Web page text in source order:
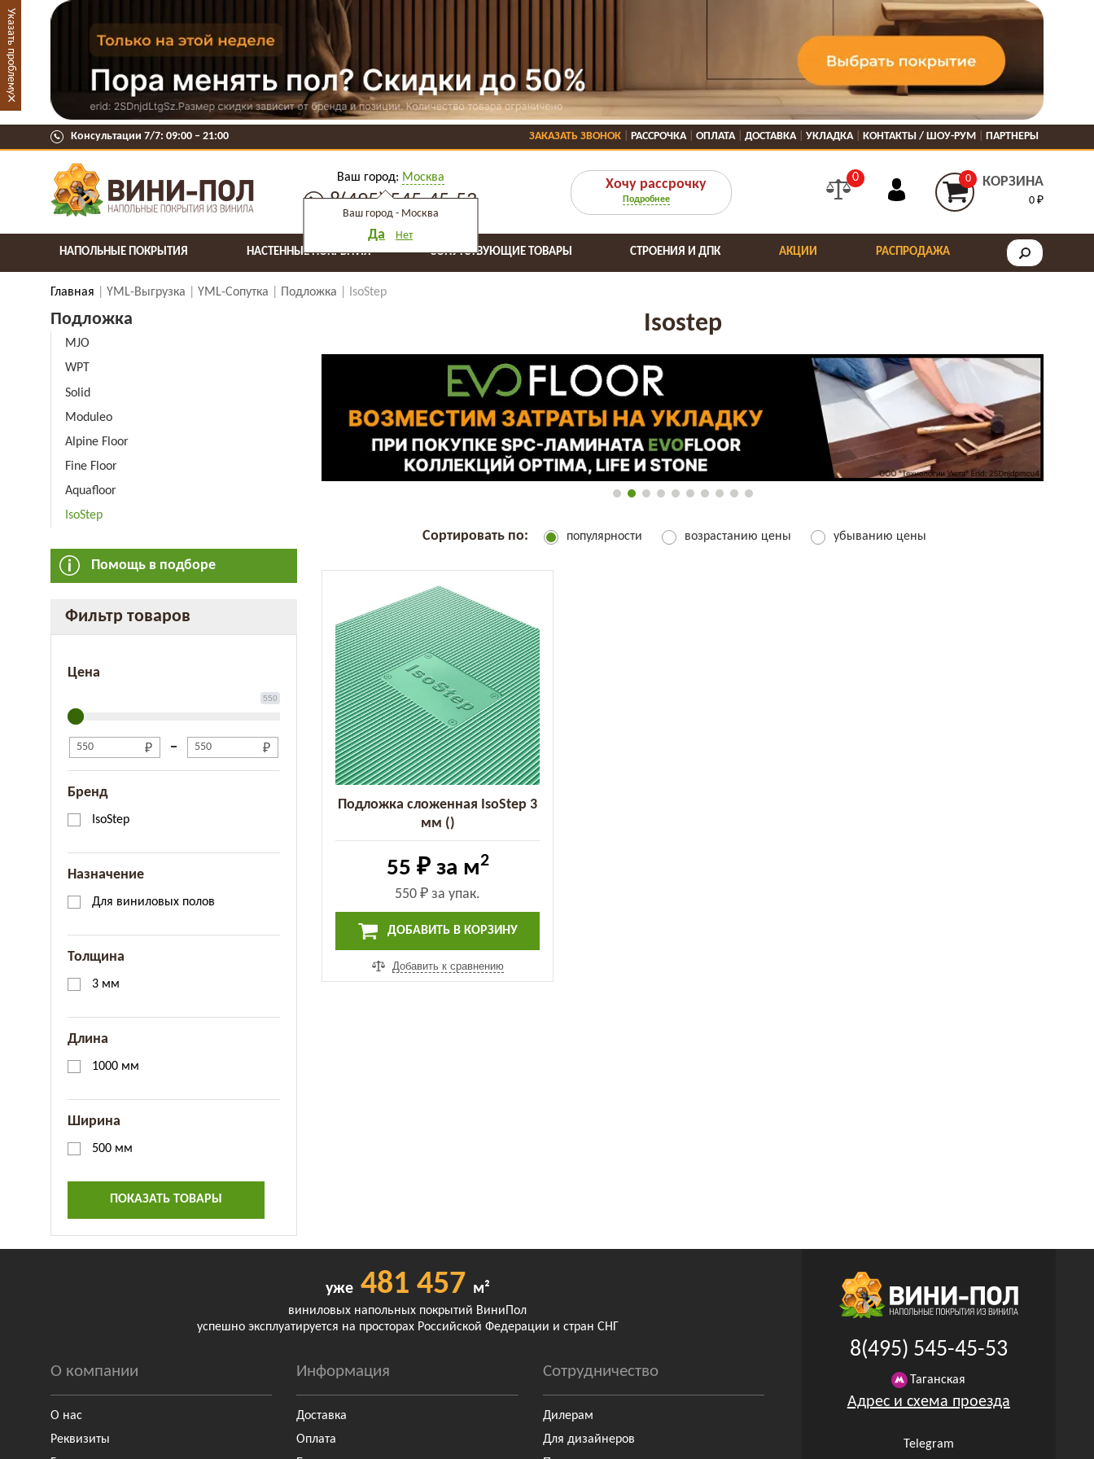
Консультации 7/7: 09:00 ‒ 21:00 ЗАКАЗАТЬ ЗВОНОК РАССРОЧКА ОПЛАТА ДОСТАВКА УКЛАДКА КОНТАКТЫ / ШОУ-РУМ ПАРТНЕРЫ
Ваш город: Москва
Ваш город - Москва
Да Нет
8(495) 545-45-53
Хочу рассрочку
Подробнее
0 0 КОРЗИНА
0 ₽
НАПОЛЬНЫЕ ПОКРЫТИЯ НАСТЕННЫЕ ПОКРЫТИЯ СОПУТСТВУЮЩИЕ ТОВАРЫ РАСПРОДАЖА
СТРОЕНИЯ И ДПК АКЦИИ
Главная YML-Выгрузка YML-Сопутка Подложка IsoStep
Подложка
MJO
WPT
Solid
Moduleo
Alpine Floor
Fine Floor
Aquafloor
IsoStep
Помощь в подборе
Фильтр товаров
Цена
550
Бренд
IsoStep
Назначение
Для виниловых полов
Толщина
3 мм
Длина
1000 мм
Ширина
500 мм
ПОКАЗАТЬ ТОВАРЫ
Isostep
Сортировать по: популярности возрастанию цены убыванию цены
Подложка сложенная IsoStep 3
мм ()
55 ₽за м2
550 ₽ за упак.
ДОБАВИТЬ В КОРЗИНУ
Добавить к сравнению
уже481 457 м²
виниловых напольных покрытий ВиниПол
успешно эксплуатируется на просторах Российской Федерации и стран СНГ
О компании
О нас
Реквизиты
Информация
Доставка
Оплата
Сотрудничество
Дилерам
Для дизайнеров
8(495) 545-45-53
Таганская
Адрес и схема проезда
Telegram
Указать проблему
×